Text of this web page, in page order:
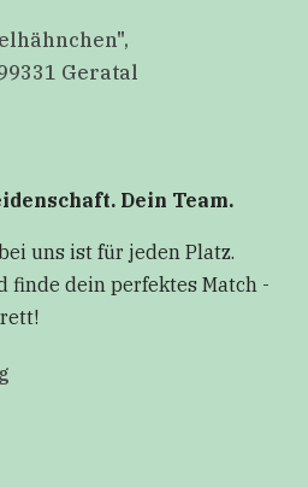
Geratal
Dein Team.
uns ist für jeden Platz.
finde dein perfektes Match -